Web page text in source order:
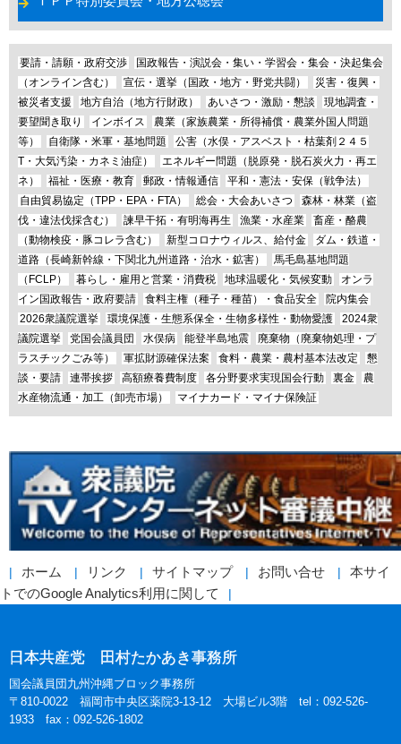
要請・請願・政府交渉
国政報告・演説会・集い・学習会・集会・決起集会
（オンライン含む）
宣伝・選挙（国政・地方・野党共闘）
災害・復興・
被災者支援
地方自治（地方行財政） あいさつ・激励・懇談
現地調査・
要望聞き取り
インボイス
農業（家族農業・所得補償・農業外国人問題
等）
自衛隊・米軍・基地問題
公害（水俣・アスベスト・枯葉剤２４５
T・大気汚染・カネミ油症）
エネルギー問題（脱原発・脱石炭火力・再エ
ネ）
福祉・医療・教育 郵政・情報通信
平和・憲法・安保（戦争法）
自由貿易協定（TPP・EPA・FTA）
総会・大会あいさつ
森林・林業（盗
伐・違法伐採含む）
諫早干拓・有明海再生 漁業・水産業
畜産・酪農
（動物検疫・豚コレラ含む）
新型コロナウィルス、給付金
ダム・鉄道・
道路（長崎新幹線・下関北九州道路・治水・鉱害）
馬毛島基地問題
（FCLP）
暮らし・雇用と営業・消費税 地球温暖化・気候変動
オンラ
イン国政報告・政府要請
食料主権（種子・種苗）・食品安全
院内集会
2026衆議院選挙
環境保護・生態系保全・生物多様性・動物愛護
2024衆
議院選挙
党国会議員団 水俣病 能登半島地震
廃棄物（廃棄物処理・プ
ラスチックごみ等）
軍拡財源確保法案 食料・農業・農村基本法改定
懇
談・要請
連帯挨拶 高額療養費制度 各分野要求実現国会行動 裏金
農
水産物流通・加工（卸売市場）
マイナカード・マイナ保険証
ホーム リンク サイトマップ お問い合せ
本サイ
トでのGoogle Analytics利用に関して
日本共産党 田村たかあき事務所
国会議員団九州沖縄ブロック事務所
〒810-0022 福岡市中央区薬院3-13-12 大場ビル3階 tel：092-526-
1933 fax：092-526-1802